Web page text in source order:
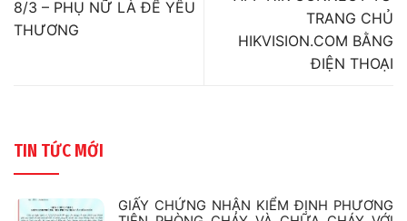
8/3 – PHỤ NỮ LÀ ĐỂ YÊU
THƯƠNG
TRANG CHỦ
HIKVISION.COM BẰNG
ĐIỆN THOẠI
TIN TỨC MỚI
GIẤY CHỨNG NHẬN KIỂM ĐỊNH PHƯƠNG